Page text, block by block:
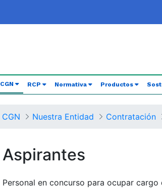
CGN (current)
RCP Normativa Productos
CGN Nuestra Entidad Contratación
Aspirantes
Personal en concurso para ocupar